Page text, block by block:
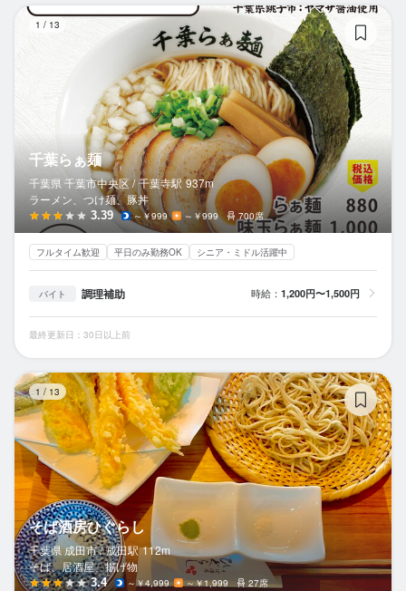
1 / 13
千葉らぁ麺
千葉県 千葉市中央区 / 千葉寺駅 937m
ラーメン、つけ麺、豚丼
3.39 ～￥999 ～￥999 700席
フルタイム歓迎 平日のみ勤務OK シニア・ミドル活躍中
バイト 調理補助 時給： 1,200円〜1,500円
最終更新日：30日以上前
1 / 13
そば酒房ひぐらし
千葉県 成田市 / 成田駅 112m
そば、居酒屋、揚げ物
3.4 ～￥4,999 ～￥1,999 27席